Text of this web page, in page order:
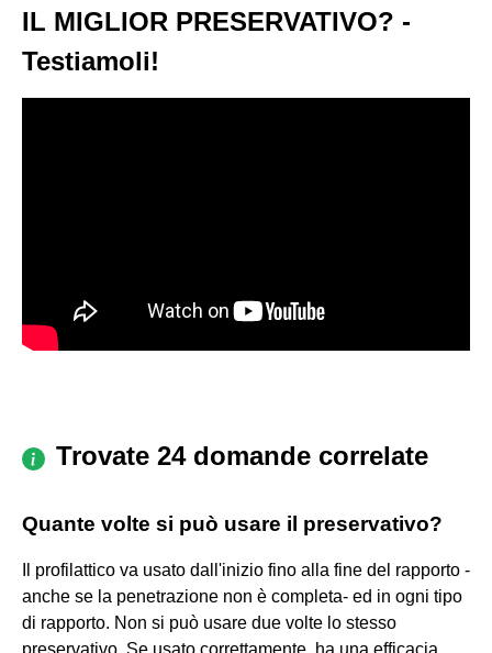
IL MIGLIOR PRESERVATIVO? -
Testiamoli!
Trovate 24 domande correlate
Quante volte si può usare il preservativo?
Il profilattico va usato dall'inizio fino alla fine del rapporto -
anche se la penetrazione non è completa- ed in ogni tipo
di rapporto. Non si può usare due volte lo stesso
preservativo. Se usato correttamente, ha una efficacia